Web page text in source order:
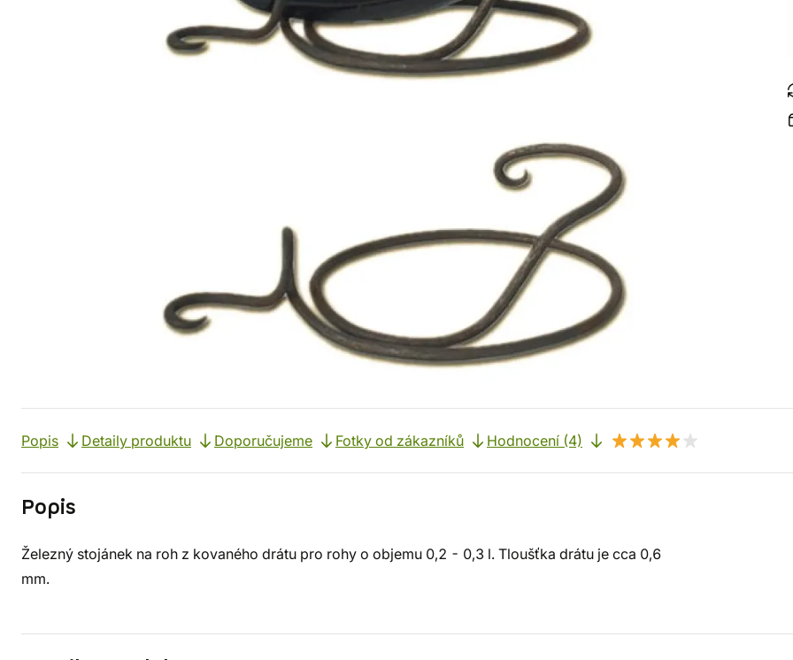
Popis Detaily produktu Doporučujeme Fotky od zákazníků Hodnocení (4)
Popis
Železný stojánek na roh z kovaného drátu pro rohy o objemu 0,2 - 0,3 l. Tloušťka drátu je cca 0,6
mm.